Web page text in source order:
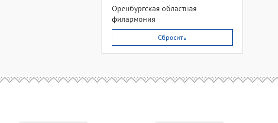
Оренбургская областная
филармония
Сбросить